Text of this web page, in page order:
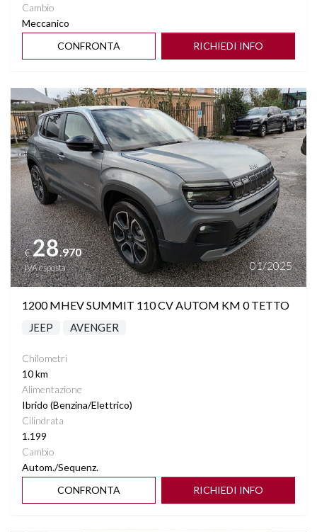
Cambio
Meccanico
CONFRONTA
RICHIEDI INFO
Vedi dettagli
€28.970
IVA esposta 01/2025
1200 MHEV SUMMIT 110 CV AUTOM KM 0 TETTO
JEEP AVENGER
Chilometri
10 km
Alimentazione
Ibrido (Benzina/Elettrico)
Cilindrata
1.199
Cambio
Autom./Sequenz.
CONFRONTA
RICHIEDI INFO